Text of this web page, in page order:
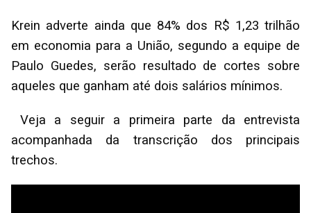
Krein adverte ainda que 84% dos R$ 1,23 trilhão
em economia para a União, segundo a equipe de
Paulo Guedes, serão resultado de cortes sobre
aqueles que ganham até dois salários mínimos.
Veja a seguir a primeira parte da entrevista
acompanhada da transcrição dos principais
trechos.